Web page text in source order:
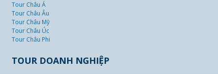
Tour Châu Á
Tour Châu Âu
Tour Châu Mỹ
Tour Châu Úc
Tour Châu Phi
TOUR DOANH NGHIỆP